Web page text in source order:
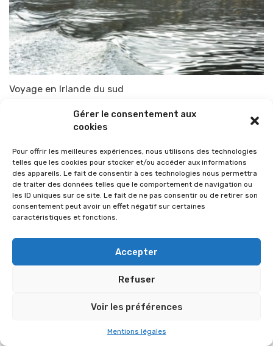
Gérer le consentement aux
cookies
Pour offrir les meilleures expériences, nous utilisons des technologies
telles que les cookies pour stocker et/ou accéder aux informations
des appareils. Le fait de consentir à ces technologies nous permettra
de traiter des données telles que le comportement de navigation ou
les ID uniques sur ce site. Le fait de ne pas consentir ou de retirer son
consentement peut avoir un effet négatif sur certaines
caractéristiques et fonctions.
Accepter
Refuser
Voir les préférences
Mentions légales
Voyage en Irlande du sud
© 2026 Im-presse. Tous droits réservés.
MENTIONS LÉGALES